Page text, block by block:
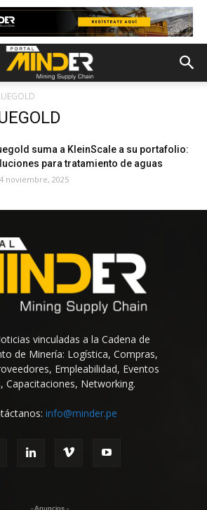
suma a KleinScale a su portafolio:
para tratamiento de aguas
noviembre, 2025
vinculadas a la Cadena de
de Minería: Logística, Compras,
Empleabilidad, Eventos
Capacitaciones, Networking.
info@minder.pe
- Anuncios -